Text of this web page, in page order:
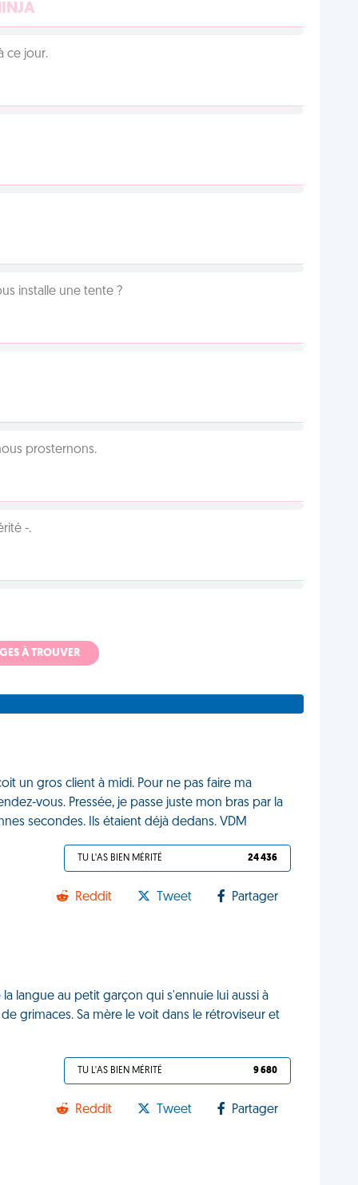
ce jour.
installe une tente ?
prosternons.
-.
À TROUVER
un gros client à midi. Pour ne pas faire ma
vous. Pressée, je passe juste mon bras par la
secondes. Ils étaient déjà dedans. VDM
TU L'AS BIEN MÉRITÉ 24 436
Reddit Tweet Partager
langue au petit garçon qui s'ennuie lui aussi à
grimaces. Sa mère le voit dans le rétroviseur et
TU L'AS BIEN MÉRITÉ 9 680
Reddit Tweet Partager